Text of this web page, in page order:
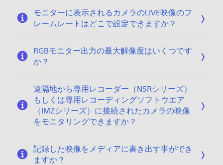
2
0
モニターに表示されるカメラのLIVE映像のフ
レームレートはどこで設定できますか？
RGBモニター出力の最大解像度はいくつです
か？
遠隔地から専用レコーダー（NSRシリーズ）
もしくは専用レコーディングソフトウエア
（IMZシリーズ）に接続されたカメラの映像
をモニタリングできますか？
記録した映像をメディアに書き出す事ができ
ますか？